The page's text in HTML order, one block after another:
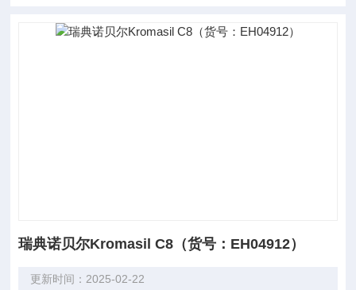
瑞典诺贝尔Kromasil C8（货号：EH04912）
更新时间：2025-02-22